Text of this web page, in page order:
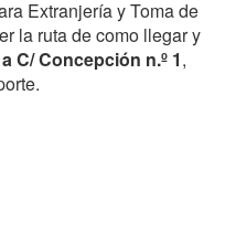
Extranjería y Toma de
la ruta de como llegar y
C/ Concepción n.º 1,